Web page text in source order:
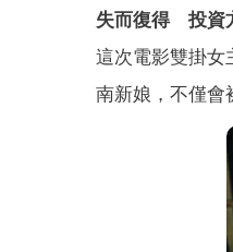
失而復得 投資
這次電影雙掛女
南新娘，不僅會